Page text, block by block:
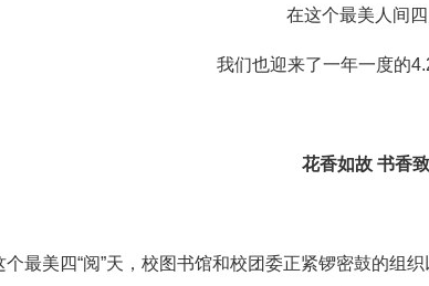
在这个最美人间
我们也迎来了一年一度的
花香如故 书香
个最美四“阅”天，校图书馆和校团委正紧锣密鼓的组